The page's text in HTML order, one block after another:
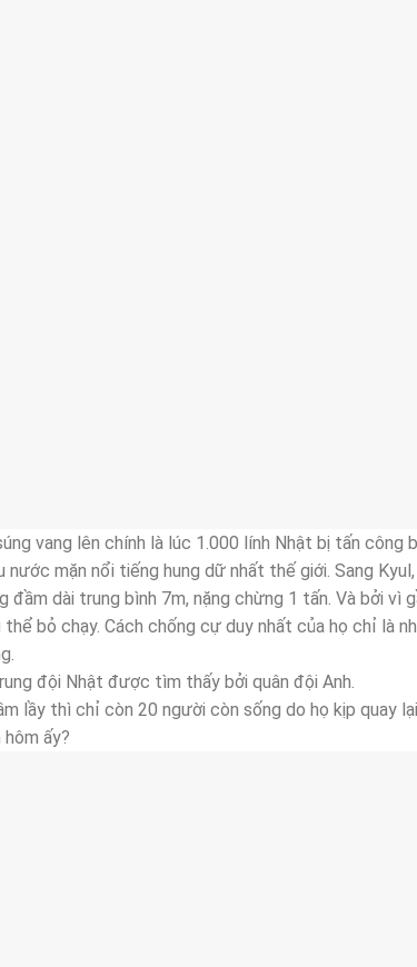
vang lên chính là lúc 1.000 lính Nhật bị tấn công
nước mặn nổi tiếng hung dữ nhất thế giới. Sang
dài trung bình 7m, nặng chừng 1 tấn. Và bởi vì
bỏ chạy. Cách chống cự duy nhất của họ chỉ là
đội Nhật được tìm thấy bởi quân đội Anh.
lầy thì chỉ còn 20 người còn sống do họ kịp quay
ấy?